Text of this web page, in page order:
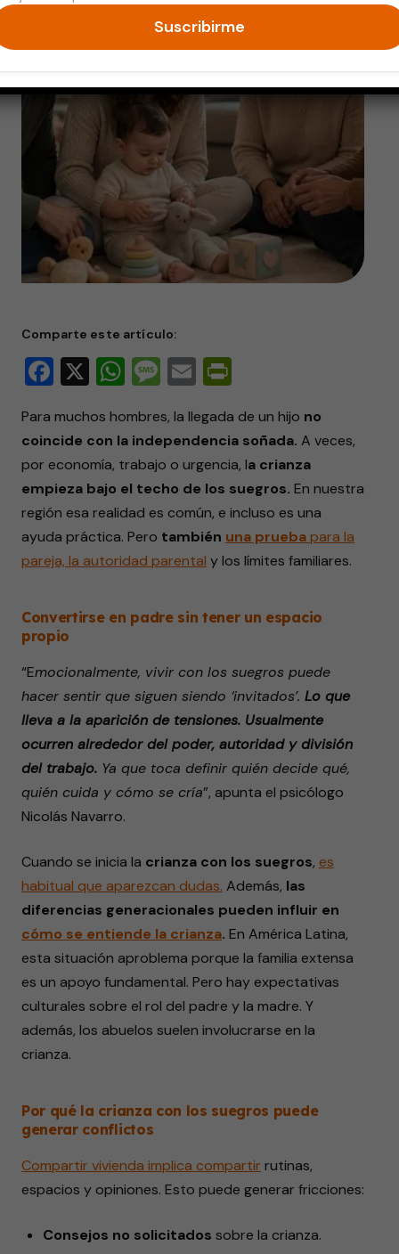
Comparte este artículo:
Facebook
X WhatsApp
Message
Email
Para muchos hombres, la llegada de un hijo no
coincide con la independencia soñada. A veces,
por economía, trabajo o urgencia, la crianza
empieza bajo el techo de los suegros. En nuestra
región esa realidad es común, e incluso es una
ayuda práctica. Pero también una pruebapara la
pareja, la autoridad parental y los límites familiares.
Convertirse en padre sin tener un espacio
propio
“Emocionalmente, vivir con los suegros puede
hacer sentir que siguen siendo ‘invitados’. Lo que
lleva a la aparición de tensiones. Usualmente
ocurren alrededor del poder, autoridad y división
del trabajo. Ya que toca definir quién decide qué,
quién cuida y cómo se cría”, apunta el psicólogo
Nicolás Navarro.
Cuando se inicia la crianza con los suegros, es
habitual que aparezcan dudas. Además, las
diferencias generacionales pueden influir en
cómo se entiende la crianza. En América Latina,
esta situación aproblema porque la familia extensa
es un apoyo fundamental. Pero hay expectativas
culturales sobre el rol del padre y la madre. Y
además, los abuelos suelen involucrarse en la
crianza.
Por qué la crianza con los suegros puede
generar conflictos
Compartir vivienda implica compartir rutinas,
espacios y opiniones. Esto puede generar fricciones:
Consejos no solicitados sobre la crianza.
Suscribirme